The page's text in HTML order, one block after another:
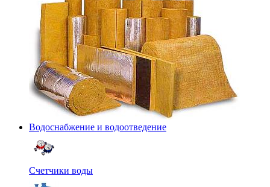
Водоснабжение и водоотведение
Счетчики воды